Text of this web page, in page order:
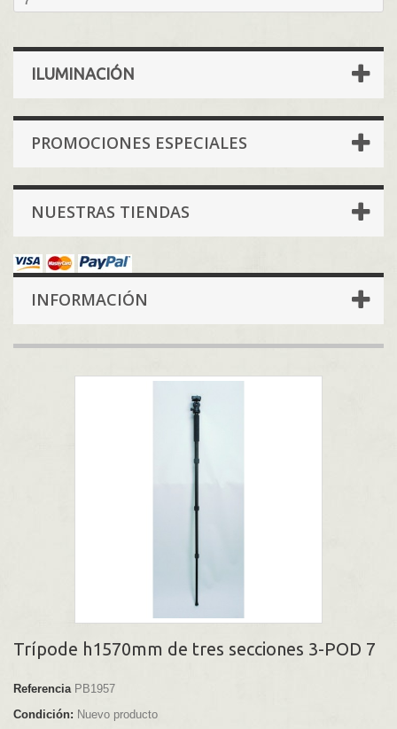
ILUMINACIÓN
PROMOCIONES ESPECIALES
NUESTRAS TIENDAS
INFORMACIÓN
Trípode h1570mm de tres secciones 3-POD 7
Referencia PB1957
Condición: Nuevo producto